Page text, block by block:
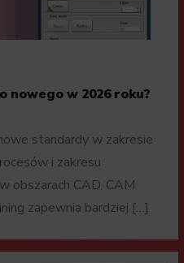
nowego w 2026 roku?
standardy w zakresie
i zakresu
obszarach CAD, CAM
zapewnia bardziej […]